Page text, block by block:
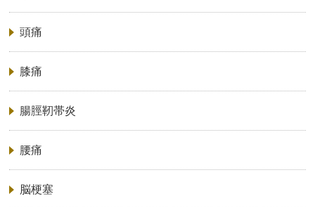
頭痛
膝痛
腸脛靭帯炎
腰痛
脳梗塞